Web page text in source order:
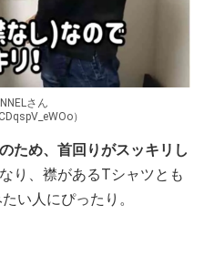
さん
）
ため、首回りがスッキリし
り、襟があるTシャツとも
い人にぴったり。